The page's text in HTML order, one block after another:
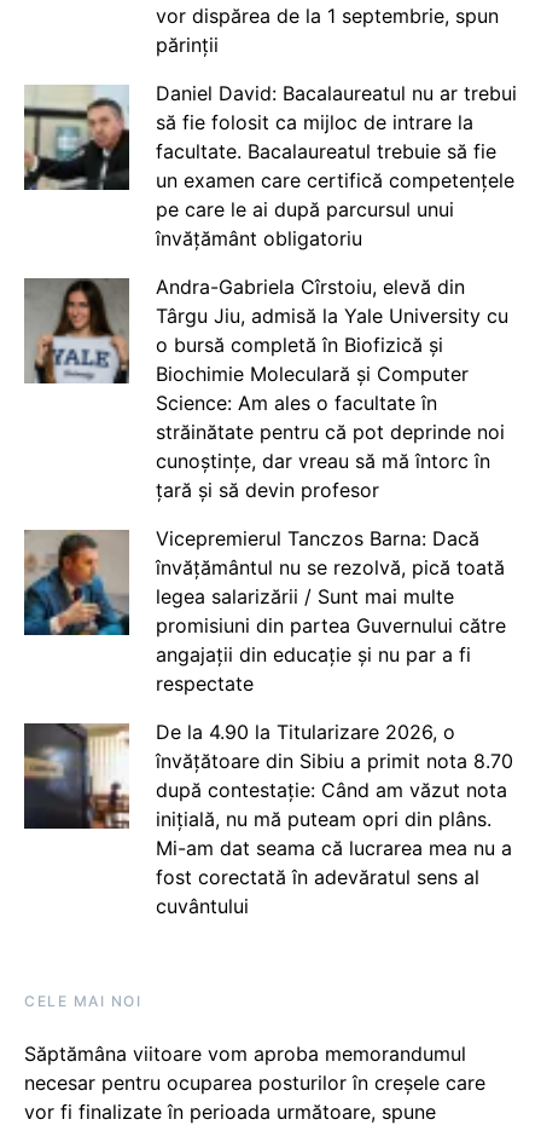
vor dispărea de la 1 septembrie, spun
părinții
Daniel David: Bacalaureatul nu ar trebui
să fie folosit ca mijloc de intrare la
facultate. Bacalaureatul trebuie să fie
un examen care certifică competențele
pe care le ai după parcursul unui
învățământ obligatoriu
Andra-Gabriela Cîrstoiu, elevă din
Târgu Jiu, admisă la Yale University cu
o bursă completă în Biofizică și
Biochimie Moleculară și Computer
Science: Am ales o facultate în
străinătate pentru că pot deprinde noi
cunoștințe, dar vreau să mă întorc în
țară și să devin profesor
Vicepremierul Tanczos Barna: Dacă
învățământul nu se rezolvă, pică toată
legea salarizării / Sunt mai multe
promisiuni din partea Guvernului către
angajații din educație și nu par a fi
respectate
De la 4.90 la Titularizare 2026, o
învățătoare din Sibiu a primit nota 8.70
după contestație: Când am văzut nota
inițială, nu mă puteam opri din plâns.
Mi-am dat seama că lucrarea mea nu a
fost corectată în adevăratul sens al
cuvântului
CELE MAI NOI
Săptămâna viitoare vom aproba memorandumul
necesar pentru ocuparea posturilor în creșele care
vor fi finalizate în perioada următoare, spune